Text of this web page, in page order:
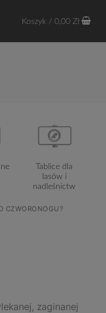
Koszyk / 0,00 Zł
Tablice dla
lasów i
nadleśnictw
CZWORONOGU?
zaginanej